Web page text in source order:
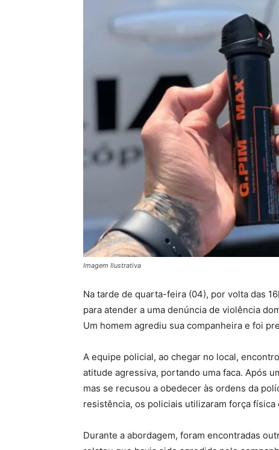
Imagem Ilustrativa
Na tarde de quarta-feira (04), por volta das
para atender a uma denúncia de violência
Um homem agrediu sua companheira e foi
A equipe policial, ao chegar no local,
atitude agressiva, portando uma faca. Após
mas se recusou a obedecer às ordens da
resistência, os policiais utilizaram força
Durante a abordagem, foram encontradas